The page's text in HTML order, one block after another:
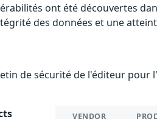
ont été découvertes
des données et une
de sécurité de l'éditeur
VENDOR